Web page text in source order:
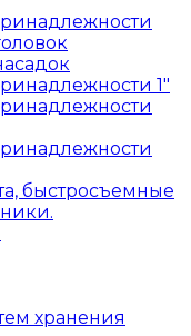
1"
быстросъемные
хранения